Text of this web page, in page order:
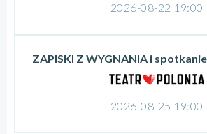
2026-08-22 19:00
ZAPISKI Z WYGNANIA i
2026-08-25 19:00